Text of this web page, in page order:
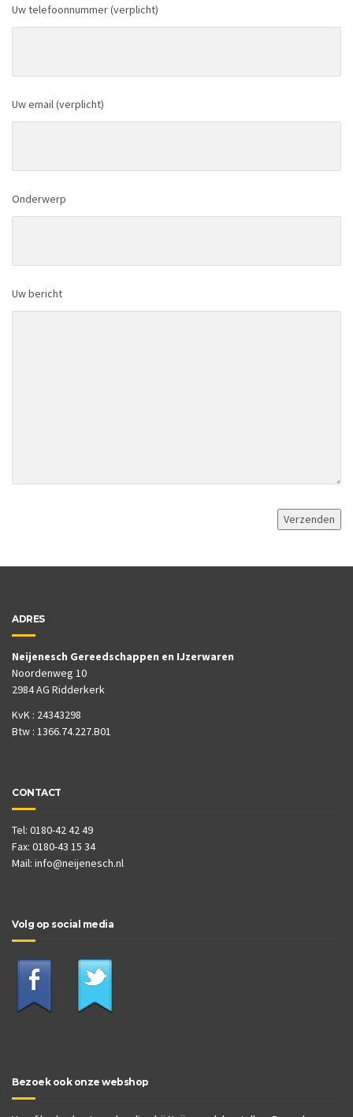
Uw telefoonnummer (verplicht)
Uw email (verplicht)
Onderwerp
Uw bericht
ADRES
Neijenesch Gereedschappen en IJzerwaren
Noordenweg 10
2984 AG Ridderkerk
KvK : 24343298
Btw : 1366.74.227.B01
CONTACT
Tel: 0180-42 42 49
Fax: 0180-43 15 34
Mail: info@neijenesch.nl
Volg op social media
Bezoek ook onze webshop